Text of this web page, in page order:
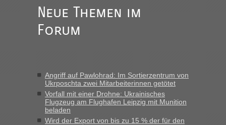
Milliarden aufgedeckt
„Kein Zoll. Du musst an sich nur sagen dass das privat ist
und du nicht damit handeln willst. So lange das nicht
gebrauchter Kleidung beim Zoll
„Hallo Leute, ich weiß nicht, ob ich hier richtig bin mit meiner
Anfrage. Ich möchte 4 Umzugskartons mit gebrauchter
Straßen Kleidung bei der Einreise in die Ukraine
mitnehmen. Es ist gebrauchte Kleidung...“
Neue Themen im
Forum
Angriff auf Pawlohrad: Im Sortierzentrum von
Ukrposchta zwei Mitarbeiterinnen getötet
Vorfall mit einer Drohne: Ukrainisches
Flugzeug am Flughafen Leipzig mit Munition
beladen
Wird der Export von bis zu 15 % der für den